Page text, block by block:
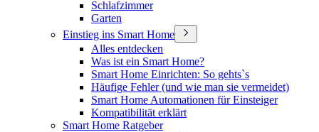
Schlafzimmer
Garten
Einstieg ins Smart Home
Alles entdecken
Was ist ein Smart Home?
Smart Home Einrichten: So gehts`s
Häufige Fehler (und wie man sie vermeidet)
Smart Home Automationen für Einsteiger
Kompatibilität erklärt
Smart Home Ratgeber